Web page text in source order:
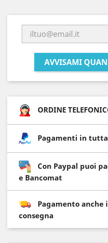
AVVISAMI
ORDINE
Pagamenti in tutta
Con Paypal puoi
e Bancomat
Pagamento anche
consegna